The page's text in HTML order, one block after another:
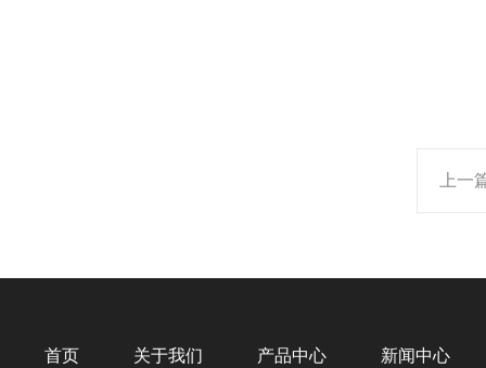
上一
首页 关于我们 产品中心 新闻中心